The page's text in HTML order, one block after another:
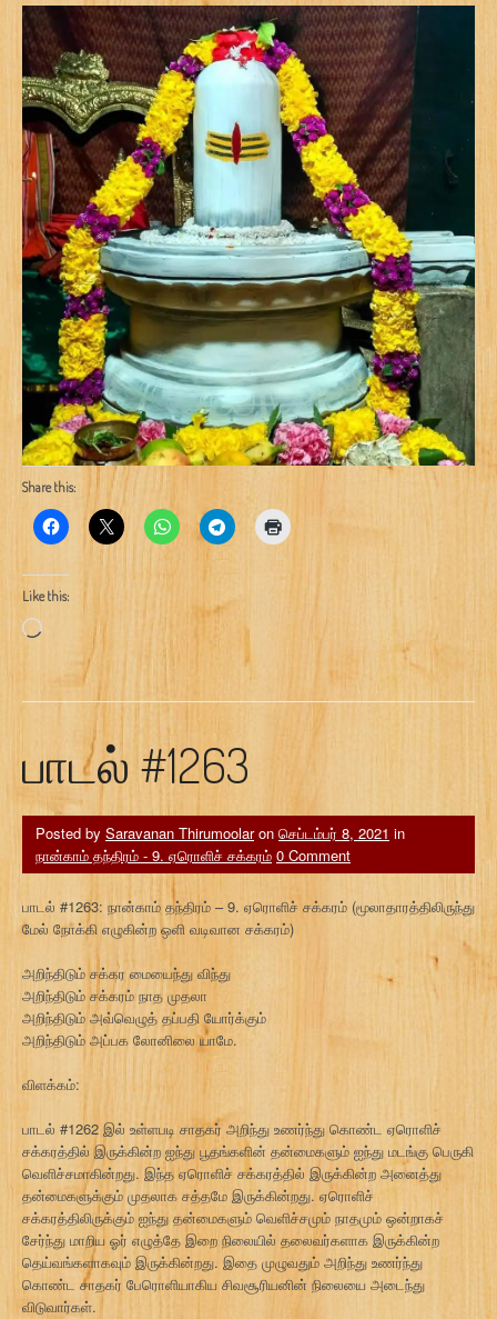
Share this:
Like this:
Loading…
பாடல் #1263
Posted by Saravanan Thirumoolaron செப்டம்பர் 8, 2021 in
நான்காம் தந்திரம் - 9. ஏரொளிச் சக்கரம் 0 Comment
பாடல் #1263: நான்காம் தந்திரம் – 9. ஏரொளிச் சக்கரம் (மூலாதாரத்திலிருந்து
மேல் நோக்கி எழுகின்ற ஒளி வடிவான சக்கரம்)
அறிந்திடும் சக்கர மையைந்து விந்து
அறிந்திடும் சக்கரம் நாத முதலா
அறிந்திடும் அவ்வெழுத் தப்பதி யோர்க்கும்
அறிந்திடும் அப்பக லோனிலை யாமே.
விளக்கம்:
பாடல் #1262 இல் உள்ளபடி சாதகர் அறிந்து உணர்ந்து கொண்ட ஏரொளிச்
சக்கரத்தில் இருக்கின்ற ஐந்து பூதங்களின் தன்மைகளும் ஐந்து மடங்கு பெருகி
வெளிச்சமாகின்றது. இந்த ஏரொளிச் சக்கரத்தில் இருக்கின்ற அனைத்து
தன்மைகளுக்கும் முதலாக சத்தமே இருக்கின்றது. ஏரொளிச்
சக்கரத்திலிருக்கும் ஐந்து தன்மைகளும் வெளிச்சமும் நாதமும் ஒன்றாகச்
சேர்ந்து மாறிய ஓர் எழுத்தே இறை நிலையில் தலைவர்களாக இருக்கின்ற
தெய்வங்களாகவும் இருக்கின்றது. இதை முழுவதும் அறிந்து உணர்ந்து
கொண்ட சாதகர் பேரொளியாகிய சிவசூரியனின் நிலையை அடைந்து
விடுவார்கள்.